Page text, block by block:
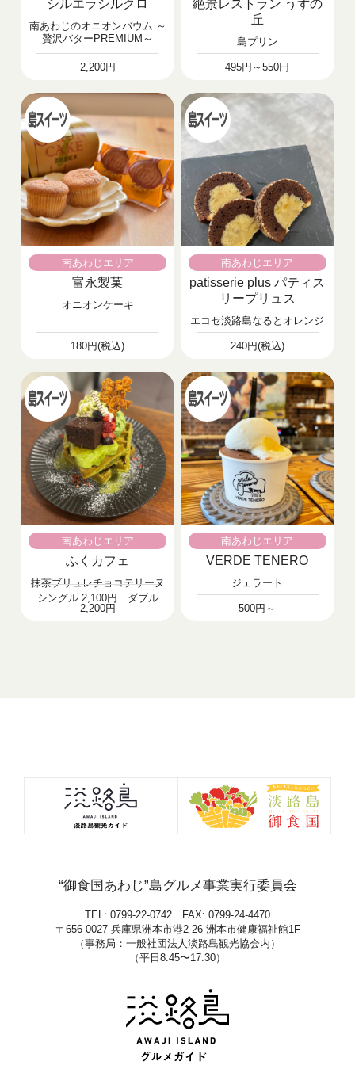
シルエラシルクロ
南あわじのオニオンバウム ～
贅沢バターPREMIUM～
2,200円
絶景レストラン うずの
丘
島プリン
495円～550円
南あわじエリア
富永製菓
オニオンケーキ
180円(税込)
南あわじエリア
patisserie plus パティス
リープリュス
エコセ淡路島なるとオレンジ
240円(税込)
南あわじエリア
ふくカフェ
抹茶ブリュレチョコテリーヌ
シングル 2,100円 ダブル
2,200円
南あわじエリア
VERDE TENERO
ジェラート
500円～
“御食国あわじ”島グルメ事業実行委員会
TEL: 0799-22-0742 FAX: 0799-24-4470
〒656-0027 兵庫県洲本市港2-26 洲本市健康福祉館1F
（事務局：一般社団法人淡路島観光協会内）
（平日8:45〜17:30）